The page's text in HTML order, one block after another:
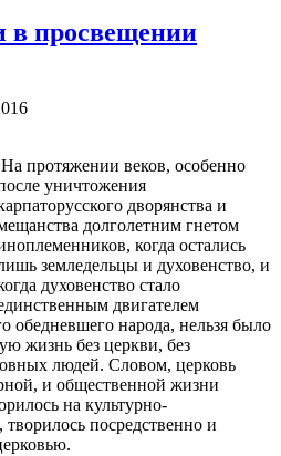
в просвещении
На протяжении веков, особенно
уничтожения
дворянства и
долголетним гнетом
когда остались
земледельцы и духовенство, и
духовенство стало
двигателем
обедневшего народа, нельзя было
жизнь без церкви, без
людей. Словом, церковь
и общественной жизни
на культурно-
посредственно и